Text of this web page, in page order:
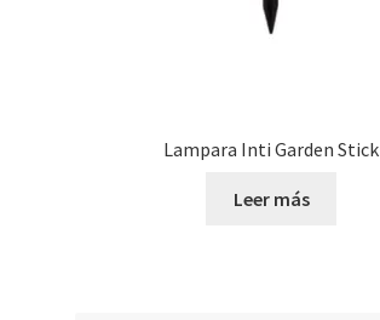
Lampara Inti Garden Stick
Leer más